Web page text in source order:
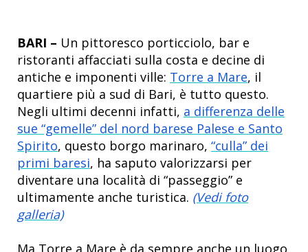
BARI – Un pittoresco porticciolo, bar e
ristoranti affacciati sulla costa e decine di
antiche e imponenti ville: Torre a Mare, il
quartiere più a sud di Bari, è tutto questo.
Negli ultimi decenni infatti, a differenza delle
sue “gemelle” del nord barese Palese e Santo
Spirito, questo borgo marinaro, “culla” dei
primi baresi, ha saputo valorizzarsi per
diventare una località di “passeggio” e
ultimamente anche turistica. (Vedi foto
galleria)
Ma Torre a Mare è da sempre anche un luogo